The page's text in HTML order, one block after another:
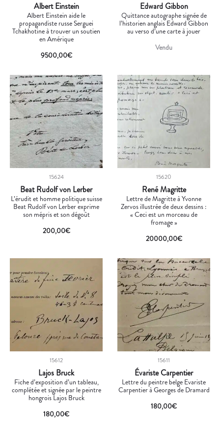
Albert Einstein
Albert Einstein aide le
propagandiste russe Serguei
Tchakhotine à trouver un soutien
en Amérique
9500,00€
Edward Gibbon
Quittance autographe signée de
l’historien anglais Edward Gibbon
au verso d’une carte à jouer
Vendu
15624
Beat Rudolf von Lerber
L’érudit et homme politique suisse
Beat Rudolf von Lerber exprime
son mépris et son dégoût
200,00€
15620
René Magritte
Lettre de Magritte à Yvonne
Zervos illustrée de deux dessins :
« Ceci est un morceau de
fromage »
20000,00€
15612
Lajos Bruck
Fiche d’exposition d’un tableau,
complétée et signée par le peintre
hongrois Lajos Bruck
180,00€
15611
Évariste Carpentier
Lettre du peintre belge Evariste
Carpentier à Georges de Dramard
180,00€